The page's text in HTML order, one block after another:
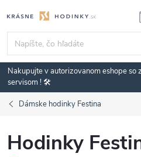
na
obsah
Nakupujte v autorizovanom eshope so
servisom ! 🛠️
Dámske hodinky Festina
Hodinky